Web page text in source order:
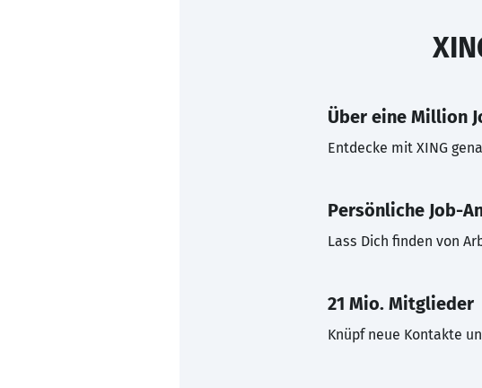
Über eine Million
Entdecke mit XING
Persönliche Job-
Lass Dich finden von
21 Mio. Mitglieder
Knüpf neue Kontakte